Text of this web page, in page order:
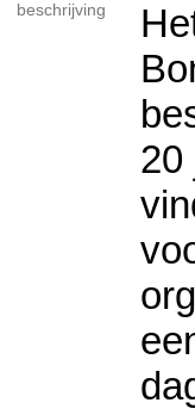
beschrijving
20